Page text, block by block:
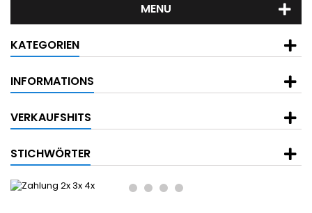
MENU
KATEGORIEN
INFORMATIONS
VERKAUFSHITS
STICHWÖRTER